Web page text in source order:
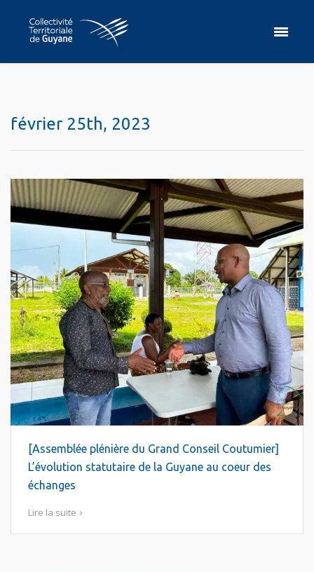
février 25th, 2023
[Assemblée plénière du Grand Conseil Coutumier]
L’évolution statutaire de la Guyane au coeur des
échanges
Lire la suite